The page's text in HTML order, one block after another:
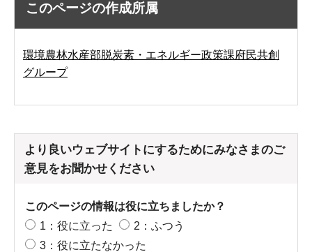
このページの作成所属
環境農林水産部脱炭素・エネルギー政策課府民共創
グループ
より良いウェブサイトにするためにみなさまのご
意見をお聞かせください
このページの情報は役に立ちましたか？
1：役に立った
2：ふつう
3：役に立たなかった